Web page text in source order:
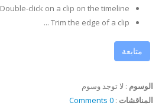
Double-click on a clip on the timeline
Trim the edge of a clip ...
متابعة
الوسوم : لا توجد وسوم
المناقشات :
0 Comments